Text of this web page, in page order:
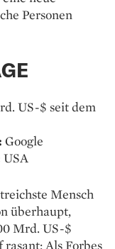
Personen
US-$ seit dem
Google
USA
Mensch
überhaupt,
Mrd. US-$
Als Forbes